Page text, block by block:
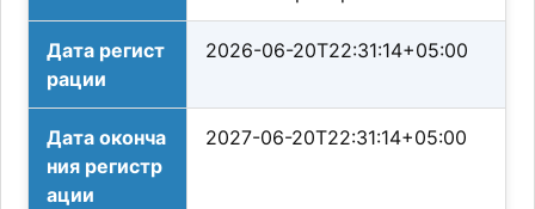
Дата регист
рации
2026-06-20T22:31:14+05:00
Дата оконча
ния регистр
ации
2027-06-20T22:31:14+05:00